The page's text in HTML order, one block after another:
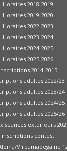
Horaires 2018-2019
Horaires 2019-2020
Horaires 2022-2023
Horaires 2023-2024
Horaires 2024-2025
Horaires 2025-2026
Inscriptions 2014-2015
adultes 2022/23
adultes 2023/24
adultes 2024/25
adultes 2025/26
séances extérieurs
inscriptions contest
Virpamadegaine